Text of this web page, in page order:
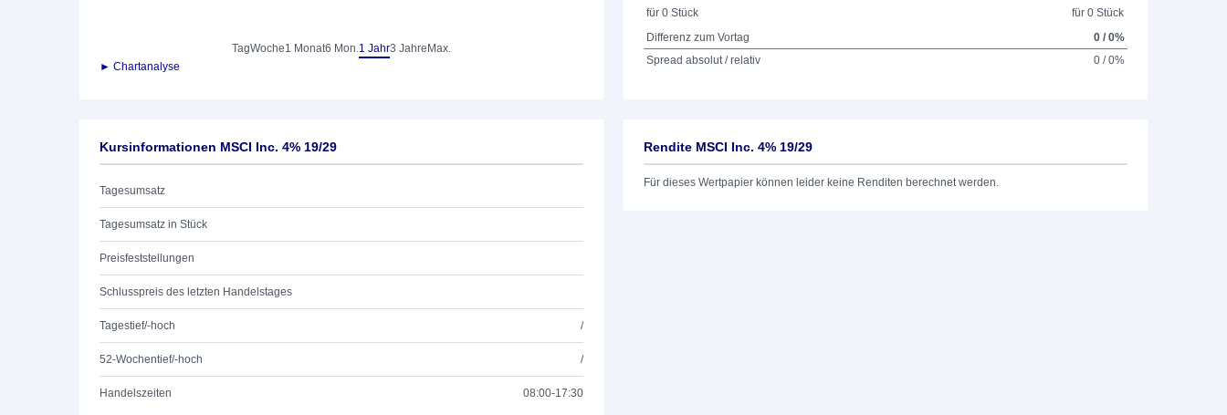
TagWoche1 Monat6 Mon.1 Jahr3 Jahre Max.
► Chartanalyse
für 0 Stück
für 0 Stück
Differenz zum Vortag
0 / 0%
Spread absolut / relativ
0 / 0%
Kursinformationen MSCI Inc. 4% 19/29
Tagesumsatz
Tagesumsatz in Stück
Preisfeststellungen
Schlusspreis des letzten Handelstages
Tagestief/-hoch /
52-Wochentief/-hoch /
Handelszeiten 08:00-17:30
Rendite MSCI Inc. 4% 19/29
Für dieses Wertpapier können leider keine Renditen berechnet werden.